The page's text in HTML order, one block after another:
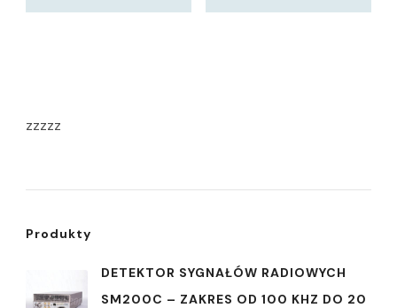
zzzzz
Produkty
DETEKTOR SYGNAŁÓW RADIOWYCH
SM200C – ZAKRES OD 100 KHZ DO 20